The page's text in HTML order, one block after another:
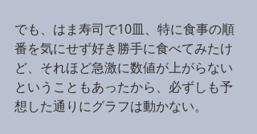
でも、はま寿司で10皿、特に食事の順
番を気にせず好き勝手に食べてみたけ
ど、それほど急激に数値が上がらない
ということもあったから、必ずしも予
想した通りにグラフは動かない。